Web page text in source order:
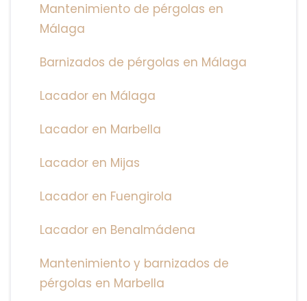
Mantenimiento de pérgolas en
Málaga
Barnizados de pérgolas en Málaga
Lacador en Málaga
Lacador en Marbella
Lacador en Mijas
Lacador en Fuengirola
Lacador en Benalmádena
Mantenimiento y barnizados de
pérgolas en Marbella